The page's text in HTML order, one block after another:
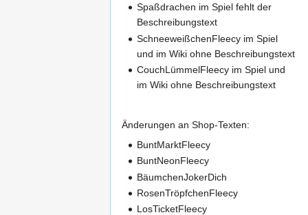
Spaßdrachen im Spiel fehlt der
Beschreibungstext
SchneeweißchenFleecy im Spiel
und im Wiki ohne Beschreibungstext
CouchLümmelFleecy im Spiel und
im Wiki ohne Beschreibungstext
Änderungen an Shop-Texten:
BuntMarktFleecy
BuntNeonFleecy
BäumchenJokerDich
RosenTröpfchenFleecy
LosTicketFleecy